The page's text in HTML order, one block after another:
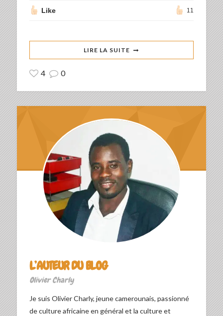
Like 11
LIRE LA SUITE
4 0
L’AUTEUR DU BLOG
Olivier Charly
Je suis Olivier Charly, jeune camerounais, passionné
de culture africaine en général et la culture et